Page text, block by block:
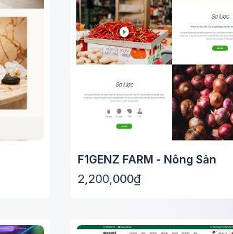
F1GENZ FARM - Nông Sản
2,200,000₫